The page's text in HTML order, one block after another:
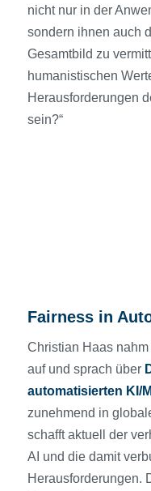
nicht nur in der
sondern ihnen auch
Gesamtbild zu
humanistischen
Herausforderungen
sein?“
Fairness in
Christian Haas
auf und sprach über
automatisierten KI/
zunehmend in
schafft aktuell der
AI und die damit
Herausforderungen.